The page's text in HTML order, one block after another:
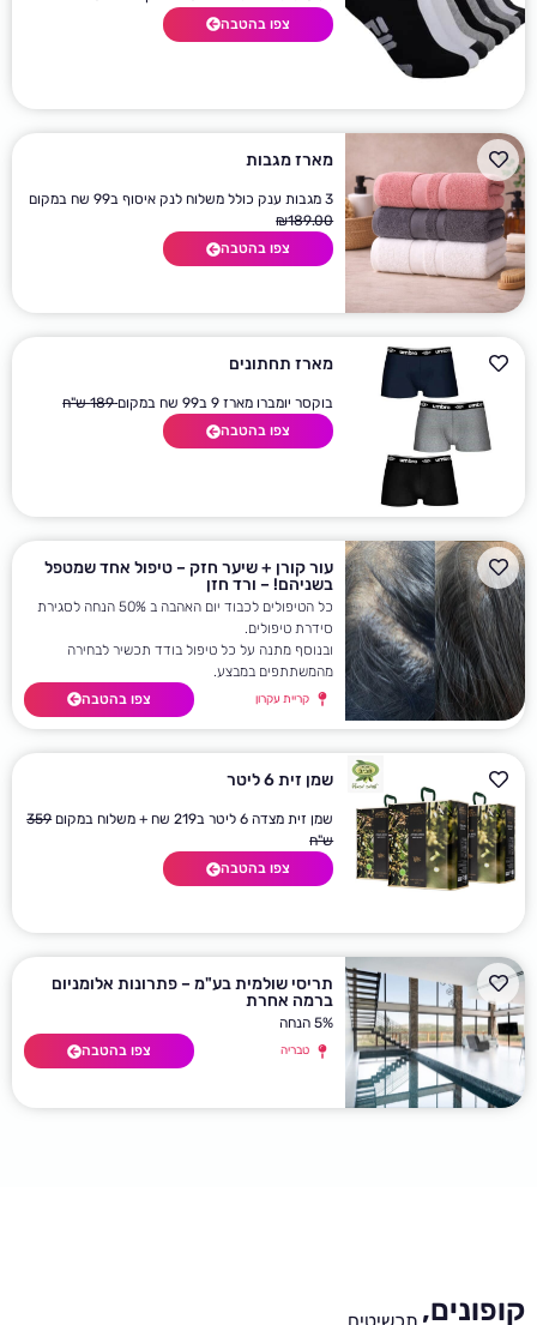
צפו בהטבה
מארז מגבות
3 מגבות ענק כולל משלוח לנק איסוף ב99 שח במקום
₪189.00
צפו בהטבה
מארז תחתונים
בוקסר יומברו מארז 9 ב99 שח במקום
189 ש"ח
צפו בהטבה
עור קורן + שיער חזק – טיפול אחד שמטפל
בשניהם! – ורד חזן
כל הטיפולים לכבוד יום האהבה ב 50% הנחה לסגירת
סידרת טיפולים.
ובנוסף מתנה על כל טיפול בודד תכשיר לבחירה
מהמשתתפים במבצע.
קריית עקרון צפו בהטבה
שמן זית 6 ליטר
שמן זית מצדה 6 ליטר ב219 שח + משלוח במקום
359
ש"ח
צפו בהטבה
תריסי שולמית בע"מ – פתרונות אלומניום
ברמה אחרת
5% הנחה
טבריה צפו בהטבה
קופונים,